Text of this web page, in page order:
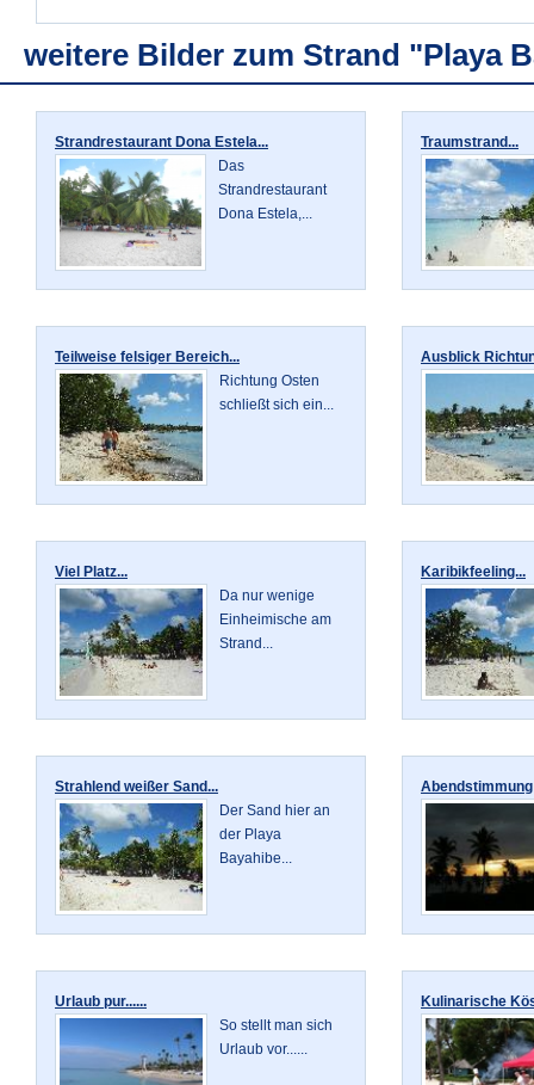
weitere Bilder zum Strand "Playa
Strandrestaurant Dona Estela...
Das
Strandrestaurant
Dona Estela,...
Traumstrand...
Teilweise felsiger Bereich...
Richtung Osten
schließt sich ein...
Ausblick
Viel Platz...
Da nur wenige
Einheimische am
Strand...
Karibikfeeling...
Strahlend weißer Sand...
Der Sand hier an
der Playa
Bayahibe...
Urlaub pur......
So stellt man sich
Urlaub vor......
Kulinarische